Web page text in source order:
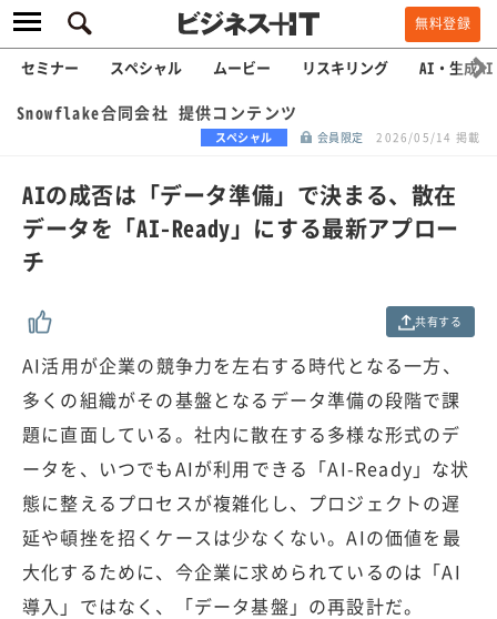
無料登録
セミナー スペシャル ムービー リスキリング AI・生成AI
Snowflake合同会社 提供コンテンツ
スペシャル 会員限定 2026/05/14 掲載
AIの成否は「データ準備」で決まる、散在
データを「AI-Ready」にする最新アプロー
チ
共有する
AI活用が企業の競争力を左右する時代となる一方、
多くの組織がその基盤となるデータ準備の段階で課
題に直面している。社内に散在する多様な形式のデ
ータを、いつでもAIが利用できる「AI-Ready」な状
態に整えるプロセスが複雑化し、プロジェクトの遅
延や頓挫を招くケースは少なくない。AIの価値を最
大化するために、今企業に求められているのは「AI
導入」ではなく、「データ基盤」の再設計だ。